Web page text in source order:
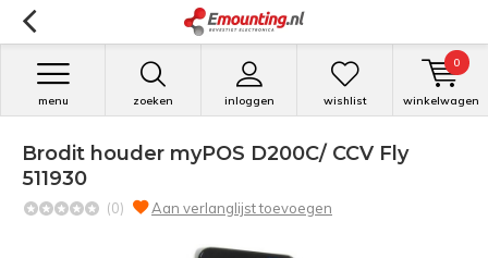
zoeken inloggen
menu wishlist winkelwagen
0
Brodit houder myPOS D200C/ CCV Fly
511930
(0) Aan verlanglijst toevoegen